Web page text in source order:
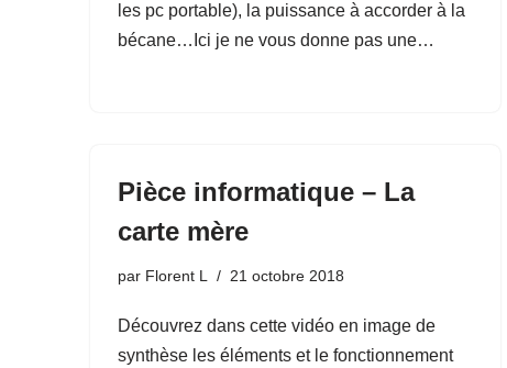
les pc portable), la puissance à accorder à la
bécane…Ici je ne vous donne pas une…
Pièce informatique – La
carte mère
par Florent L 21 octobre 2018
Découvrez dans cette vidéo en image de
synthèse les éléments et le fonctionnement